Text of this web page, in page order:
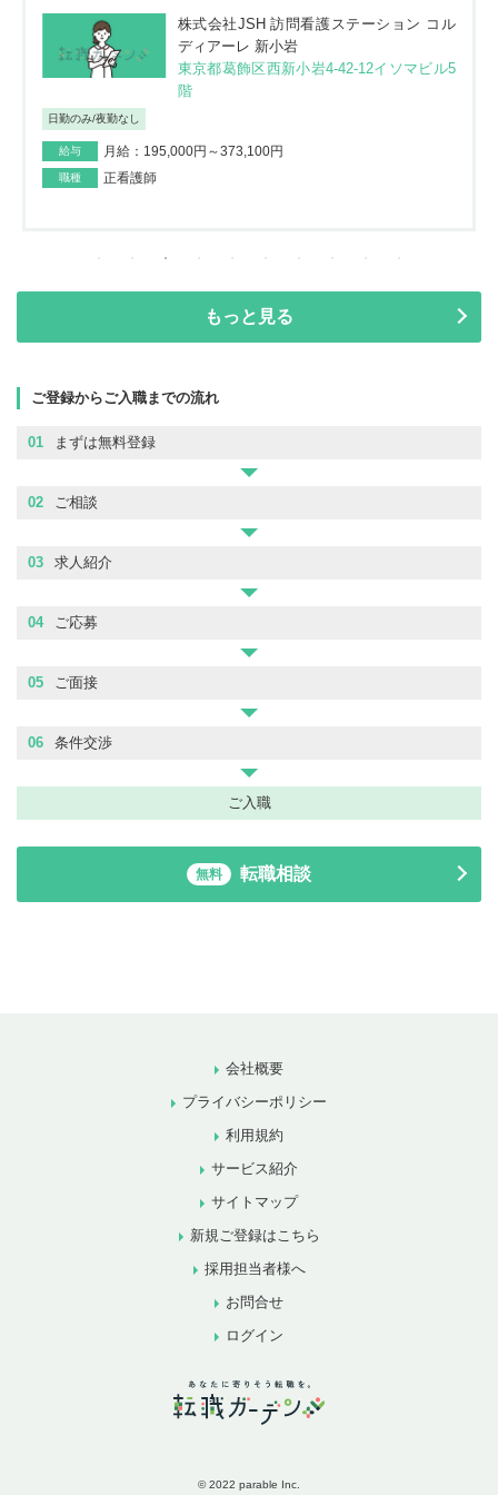
株式会社JSH 訪問看護ステーション コル
ディアーレ 新小岩
東京都葛飾区西新小岩4-42-12イソマビル5
階
日勤のみ/夜勤なし
給与 月給：195,000円～373,100円
職種 正看護師
もっと見る
ご登録からご入職までの流れ
01 まずは無料登録
02 ご相談
03 求人紹介
04 ご応募
05 ご面接
06 条件交渉
ご入職
無料 転職相談
会社概要
プライバシーポリシー
利用規約
サービス紹介
サイトマップ
新規ご登録はこちら
採用担当者様へ
お問合せ
ログイン
© 2022 parable Inc.